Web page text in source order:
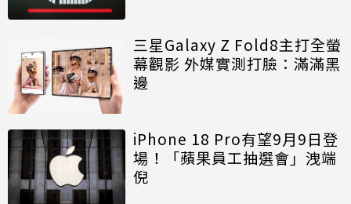
三星Galaxy Z Fold8主打全螢
幕觀影 外媒實測打臉：滿滿黑
邊
iPhone 18 Pro有望9月9日登
場！「蘋果員工抽選會」洩端
倪